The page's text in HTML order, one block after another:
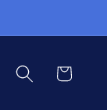
Panier